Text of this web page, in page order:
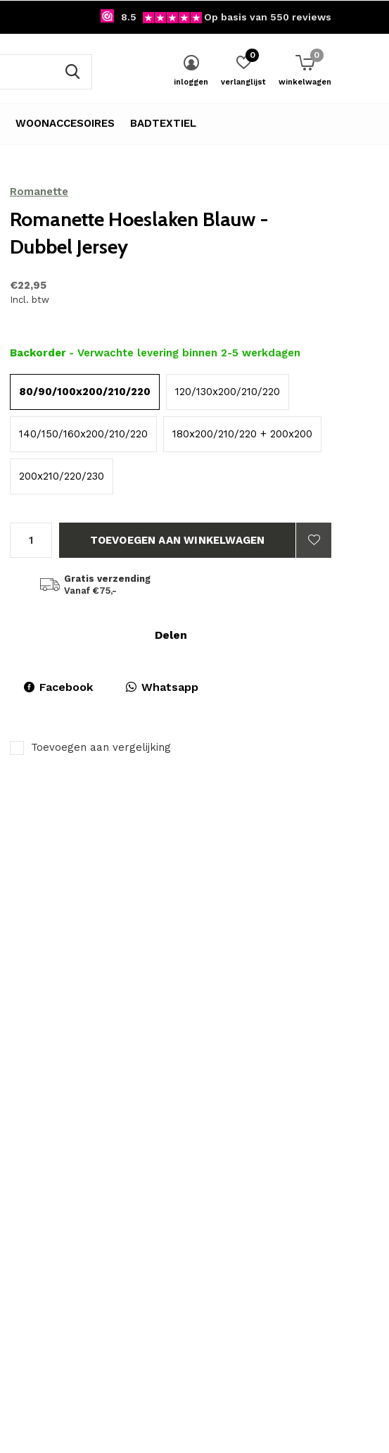
WOONACCESOIRES BADTEXTIEL
inloggen verlanglijst
0
winkelwagen
0
8.5 Op basis van 550 reviews
Romanette
Romanette Hoeslaken Blauw -
Dubbel Jersey
€22,95
Incl. btw
Backorder - Verwachte levering binnen 2-5 werkdagen
80/90/100x200/210/220 120/130x200/210/220
140/150/160x200/210/220 180x200/210/220 + 200x200
200x210/220/230
TOEVOEGEN AAN WINKELWAGEN
Gratis verzending
Vanaf €75,-
Delen
Facebook Whatsapp
Toevoegen aan vergelijking